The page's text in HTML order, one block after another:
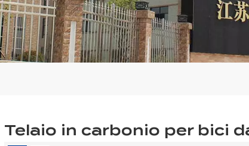
Telaio in carbonio per bici